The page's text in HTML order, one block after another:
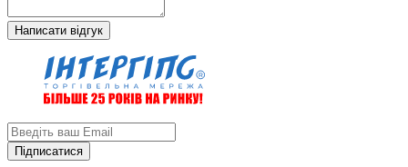
Написати відгук
Підписатися